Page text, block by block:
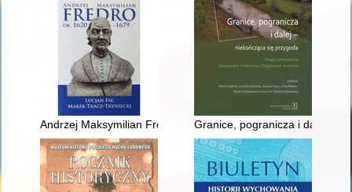
Andrzej Maksymilian Fredro ok. 1620-1679Granice, pogranicza i dalej -